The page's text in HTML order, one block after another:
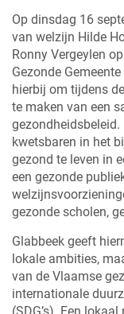
Op dinsdag 16
van welzijn Hilde
Ronny Vergeylen
Gezonde
hierbij om tijdens
te maken van een
gezondheidsbeleid.
kwetsbaren in het
gezond te leven in
een gezonde
gezonde scholen,
Glabbeek geeft
lokale ambities,
van de Vlaamse
internationale